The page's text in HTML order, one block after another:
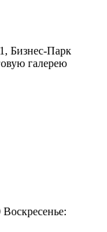
Бизнес-Парк
галерею